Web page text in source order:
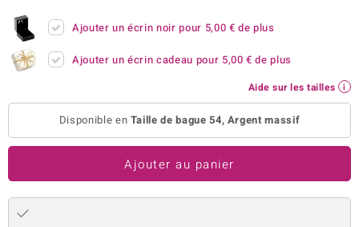
Collection
Ajouter un écrin noir pour 5,00 € de plus
Ajouter un écrin cadeau pour 5,00 € de plus
Aide sur les tailles
Disponible en Taille de bague 54, Argent massif
Ajouter au panier